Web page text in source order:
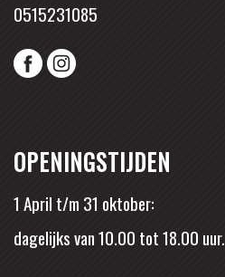
0515231085
OPENINGSTIJDEN
1 April t/m 31 oktober:
dagelijks van 10.00 tot 18.00 uur.